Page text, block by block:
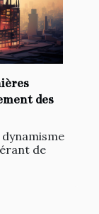
des
de